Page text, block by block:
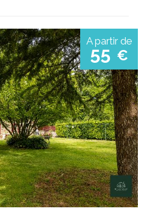
A partir de
55 €